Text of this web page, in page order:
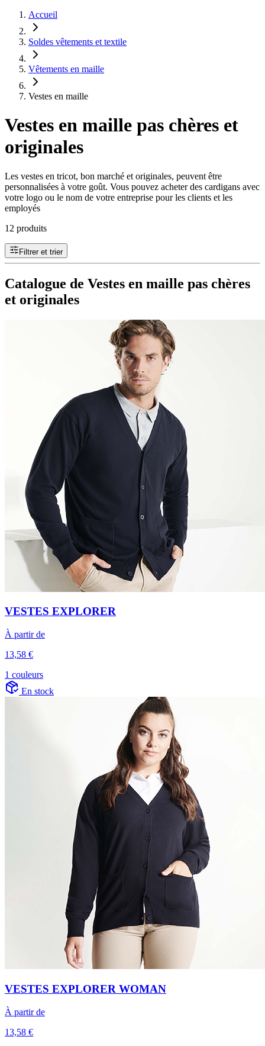
Accueil
Soldes vêtements et textile
Vêtements en maille
Vestes en maille
Vestes en maille pas chères et
originales
Les vestes en tricot, bon marché et originales, peuvent être
personnalisées à votre goût. Vous pouvez acheter des cardigans avec
votre logo ou le nom de votre entreprise pour les clients et les
employés
12 produits
Filtrer et trier
Catalogue de Vestes en maille pas chères
et originales
VESTES EXPLORER
À partir de
13,58 €
1 couleurs
En stock
VESTES EXPLORER WOMAN
À partir de
13,58 €